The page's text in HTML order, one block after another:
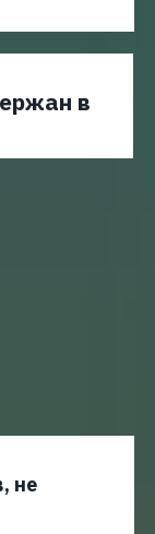
в
не